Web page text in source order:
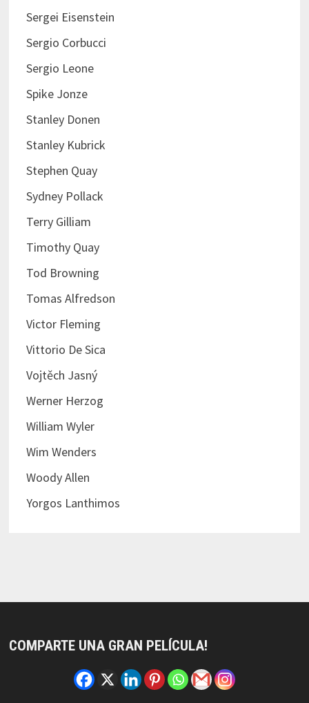
Sergei Eisenstein
Sergio Corbucci
Sergio Leone
Spike Jonze
Stanley Donen
Stanley Kubrick
Stephen Quay
Sydney Pollack
Terry Gilliam
Timothy Quay
Tod Browning
Tomas Alfredson
Victor Fleming
Vittorio De Sica
Vojtěch Jasný
Werner Herzog
William Wyler
Wim Wenders
Woody Allen
Yorgos Lanthimos
COMPARTE UNA GRAN PELÍCULA!